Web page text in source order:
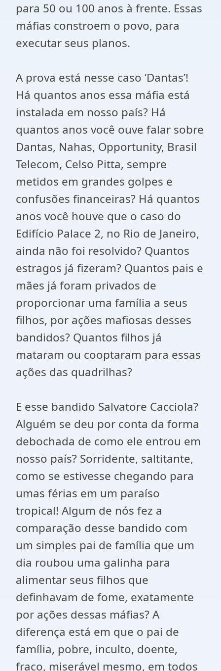
para 50 ou 100 anos à frente. Essas
máfias constroem o povo, para
executar seus planos.
A prova está nesse caso ‘Dantas’!
Há quantos anos essa máfia está
instalada em nosso país? Há
quantos anos você ouve falar sobre
Dantas, Nahas, Opportunity, Brasil
Telecom, Celso Pitta, sempre
metidos em grandes golpes e
confusões financeiras? Há quantos
anos você houve que o caso do
Edifício Palace 2, no Rio de Janeiro,
ainda não foi resolvido? Quantos
estragos já fizeram? Quantos pais e
mães já foram privados de
proporcionar uma família a seus
filhos, por ações mafiosas desses
bandidos? Quantos filhos já
mataram ou cooptaram para essas
ações das quadrilhas?
E esse bandido Salvatore Cacciola?
Alguém se deu por conta da forma
debochada de como ele entrou em
nosso país? Sorridente, saltitante,
como se estivesse chegando para
umas férias em um paraíso
tropical! Algum de nós fez a
comparação desse bandido com
um simples pai de família que um
dia roubou uma galinha para
alimentar seus filhos que
definhavam de fome, exatamente
por ações dessas máfias? A
diferença está em que o pai de
família, pobre, inculto, doente,
fraco, miserável mesmo, em todos